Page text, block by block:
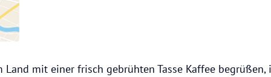
Land mit einer frisch gebrühten Tasse Kaffee